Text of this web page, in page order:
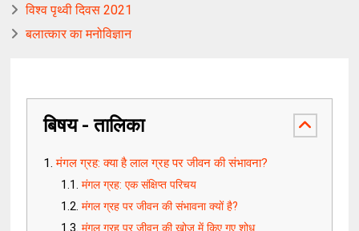
विश्व पृथ्वी दिवस 2021
बलात्कार का मनोविज्ञान
बिषय - तालिका
मंगल ग्रह: क्या है लाल ग्रह पर जीवन की संभावना?
मंगल ग्रह: एक संक्षिप्त परिचय
मंगल ग्रह पर जीवन की संभावना क्यों है?
मंगल ग्रह पर जीवन की खोज में किए गए शोध